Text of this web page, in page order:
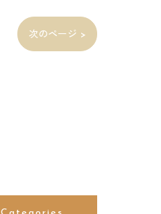
次のページ >